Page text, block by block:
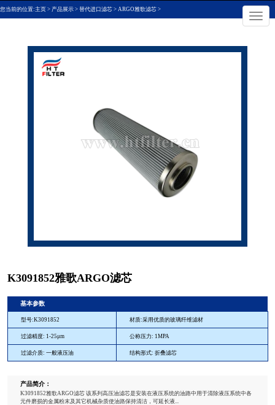
切
换
导
×
您当前的位置:主页 > 产品展示 > 替代进口滤芯 > ARGO雅歌滤芯 >
K3091852雅歌ARGO滤芯
基本参数
型号:K3091852 材质:采用优质的玻璃纤维滤材
过滤精度: 1-25μm 公称压力: 1MPA
过滤介质: 一般液压油 结构形式: 折叠滤芯
产品简介：
K3091852雅歌ARGO滤芯 该系列高压油滤芯是安装在液压系统的油路中用于清除液压系统中各
元件磨损的金属粉末及其它机械杂质使油路保持清洁，可延长液...